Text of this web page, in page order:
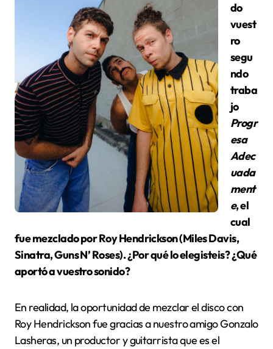
do
vuest
ro
segu
ndo
traba
jo
Progr
esa
Adec
uada
ment
e, el
cual
fue mezclado por Roy Hendrickson (Miles Davis,
Sinatra, Guns N’ Roses). ¿Por qué lo elegisteis? ¿Qué
aportó a vuestro sonido?
En realidad, la oportunidad de mezclar el disco con
Roy Hendrickson fue gracias a nuestro amigo Gonzalo
Lasheras, un productor y guitarrista que es el